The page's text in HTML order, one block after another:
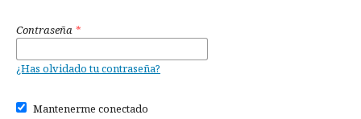
Contraseña *
¿Has olvidado tu contraseña?
Mantenerme conectado